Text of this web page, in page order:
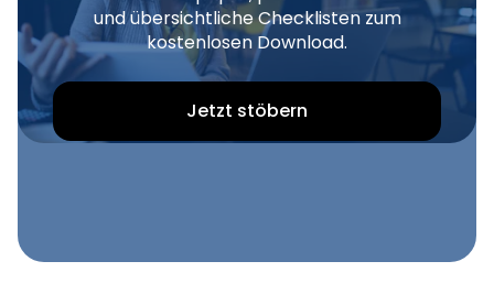
und übersichtliche Checklisten zum
kostenlosen Download.
Jetzt stöbern